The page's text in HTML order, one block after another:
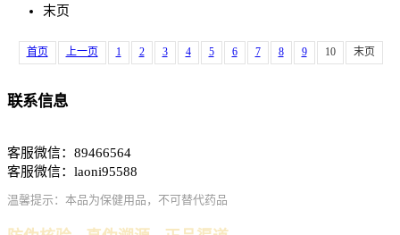
末页
首页 上一页 1 2 3 4 5 6 7 8 9 10 末页
联系信息
客服微信：89466564
客服微信：laoni95588
温馨提示：本品为保健用品，不可替代药品